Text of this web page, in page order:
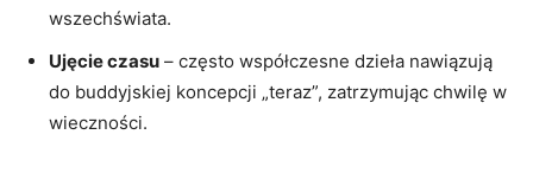
wszechświata.
Ujęcie czasu – często współczesne dzieła nawiązują
do buddyjskiej koncepcji „teraz”, zatrzymując chwilę w
wieczności.